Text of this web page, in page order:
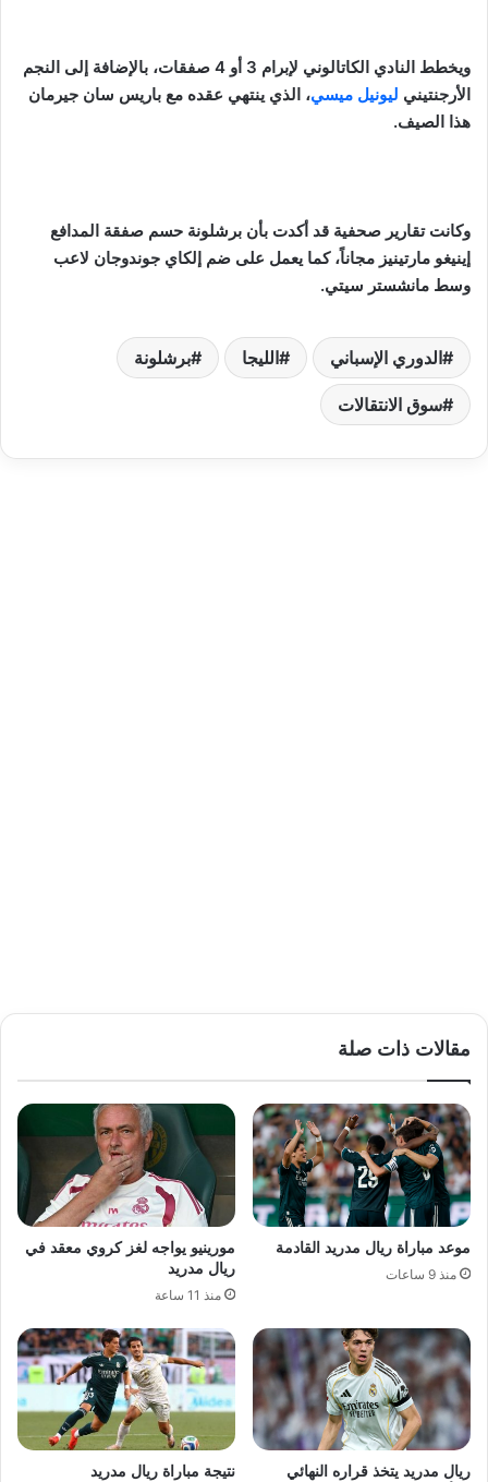
ويخطط النادي الكاتالوني لإبرام 3 أو 4 صفقات، بالإضافة إلى النجم
الأرجنتيني ليونيل ميسي، الذي ينتهي عقده مع باريس سان جيرمان
هذا الصيف.
وكانت تقارير صحفية قد أكدت بأن برشلونة حسم صفقة المدافع
إينيغو مارتينيز مجاناً، كما يعمل على ضم إلكاي جوندوجان لاعب
وسط مانشستر سيتي.
الدوري الإسباني الليجا برشلونة
سوق الانتقالات
مقالات ذات صلة
موعد مباراة ريال مدريد القادمة
منذ 9 ساعات
مورينيو يواجه لغز كروي معقد في
ريال مدريد
منذ 11 ساعة
ريال مدريد يتخذ قراره النهائي
نتيجة مباراة ريال مدريد